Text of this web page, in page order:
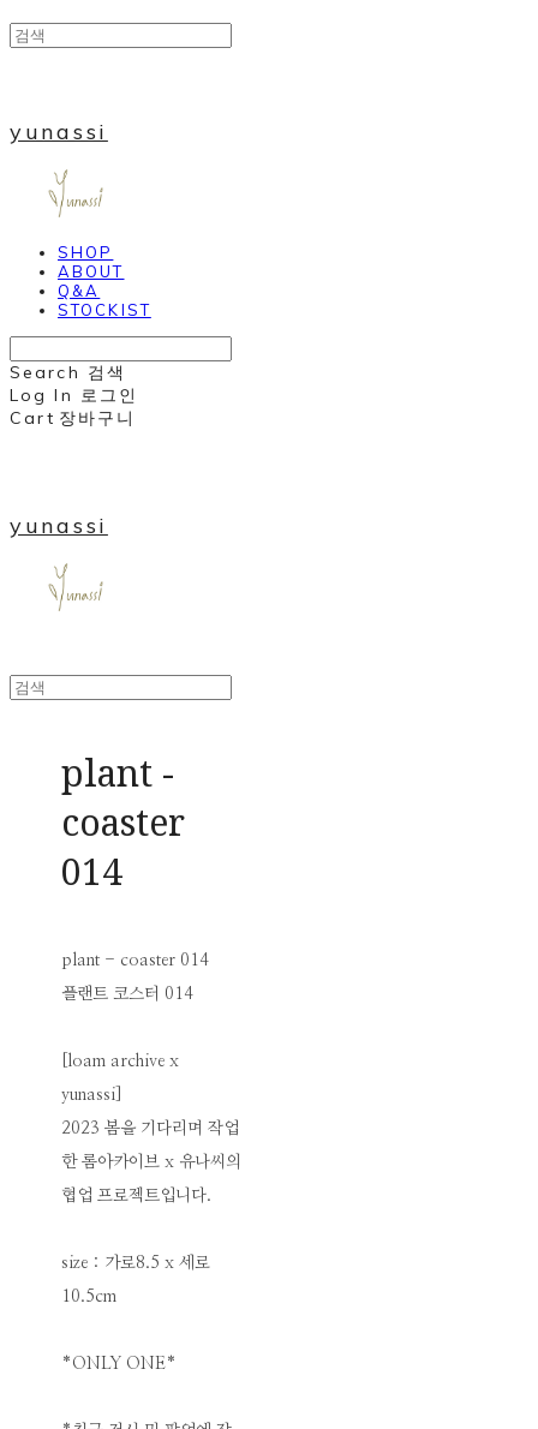
yunassi
SHOP
ABOUT
Q&A
STOCKIST
Search 검색
Log In 로그인
Cart 장바구니
yunassi
plant -
coaster
014
plant - coaster 014
플랜트 코스터 014
[loam archive x
yunassi]
2023 봄을 기다리며 작업
한 롬아카이브 x 유나씨의
협업 프로젝트입니다.
size : 가로8.5 x 세로
10.5cm
*ONLY ONE*